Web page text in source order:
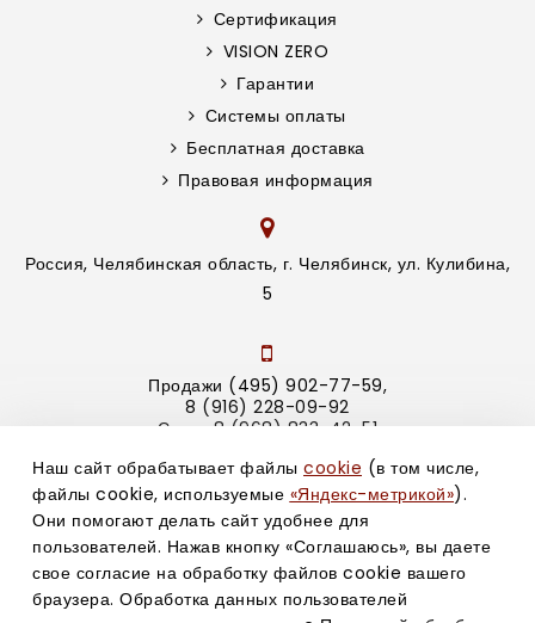
Сертификация
VISION ZERO
Гарантии
Системы оплаты
Бесплатная доставка
Правовая информация
Россия, Челябинская область, г. Челябинск, ул. Кулибина,
5
Продажи (495) 902-77-59,
8 (916) 228-09-92
Склад 8 (968) 833-42-51
info@lockoutsystem.ru
Наш сайт обрабатывает файлы cookie (в том числе,
файлы cookie, используемые «Яндекс-метрикой»).
Они помогают делать сайт удобнее для
пользователей. Нажав кнопку «Соглашаюсь», вы даете
свое согласие на обработку файлов cookie вашего
браузера. Обработка данных пользователей